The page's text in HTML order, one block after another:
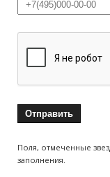
Поля, отмеченные
заполнения.